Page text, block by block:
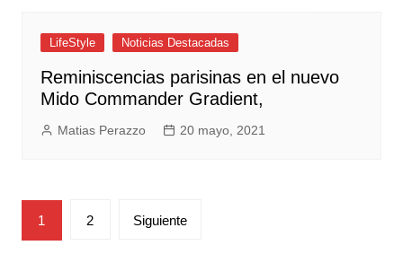
LifeStyle Noticias Destacadas
Reminiscencias parisinas en el nuevo
Mido Commander Gradient,
Matias Perazzo 20 mayo, 2021
Paginación
de
1 2 Siguiente